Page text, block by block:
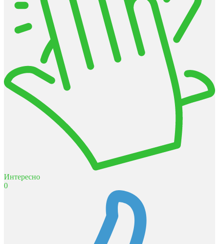
Интересно
0